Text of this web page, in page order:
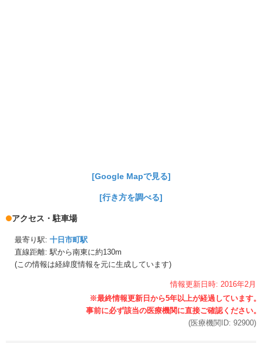
[Google Mapで見る]
[行き方を調べる]
アクセス・駐車場
最寄り駅: 十日市町駅
直線距離: 駅から南東に約130m
(この情報は経緯度情報を元に生成しています)
情報更新日時: 2016年2月
(医療機関ID: 92900)